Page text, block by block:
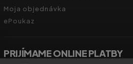
Moja objednávka
ePoukaz
PRIJÍMAME ONLINE PLATBY